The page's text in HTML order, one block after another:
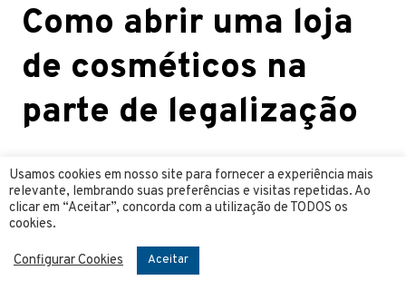
Como abrir uma loja
de cosméticos na
parte de legalização
A parte de legalização é fundamental para trabalhar,
assim como ter um CNPJ para sua loja. E
dependendo do modelo que você escolher, será
necessário algumas documentações e licenças.
Existem municípios que exigem licença dos
Usamos cookies em nosso site para fornecer a experiência mais
relevante, lembrando suas preferências e visitas repetidas. Ao
clicar em “Aceitar”, concorda com a utilização de TODOS os
cookies.
Configurar Cookies Aceitar